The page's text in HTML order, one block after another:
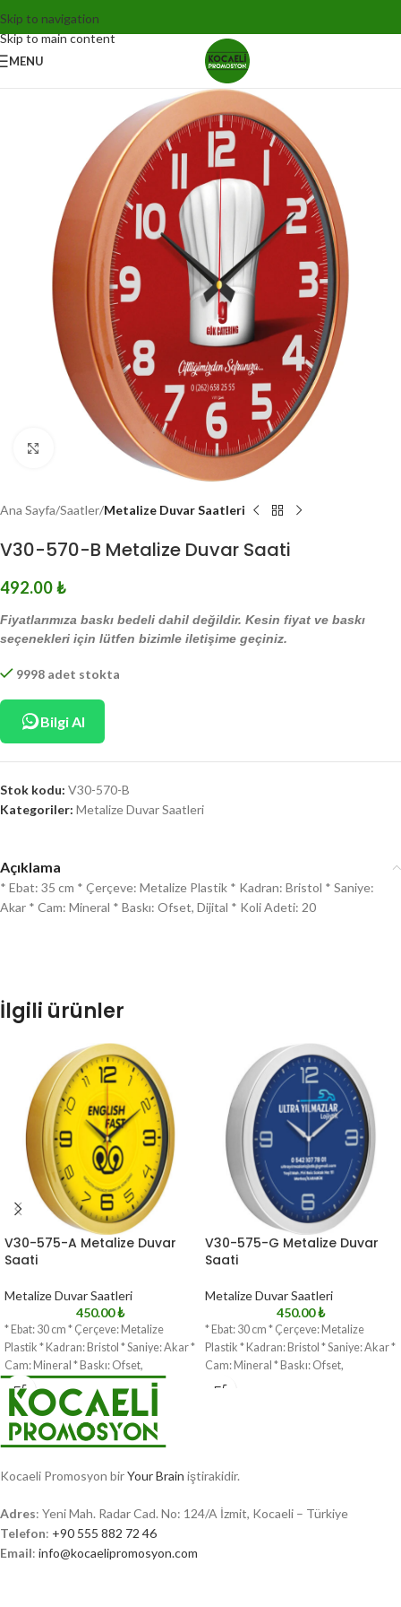
Skip to navigation
Skip to main content
MENU
Click to enlarge
Ana Sayfa Saatler Metalize Duvar Saatleri
V30-570-B Metalize Duvar Saati
492.00₺
Fiyatlarımıza baskı bedeli dahil değildir. Kesin fiyat ve baskı
seçenekleri için lütfen bizimle iletişime geçiniz.
9998 adet stokta
Bilgi Al
Stok kodu: V30-570-B
Kategoriler: Metalize Duvar Saatleri
Açıklama
* Ebat: 35 cm * Çerçeve: Metalize Plastik * Kadran: Bristol * Saniye:
Akar * Cam: Mineral * Baskı: Ofset, Dijital * Koli Adeti: 20
İlgili ürünler
V30-575-A Metalize Duvar
Saati
Metalize Duvar Saatleri
450.00₺
* Ebat: 30 cm * Çerçeve: Metalize
Plastik * Kadran: Bristol * Saniye: Akar *
Cam: Mineral * Baskı: Ofset,
V30-575-G Metalize Duvar
Saati
Metalize Duvar Saatleri
450.00₺
* Ebat: 30 cm * Çerçeve: Metalize
Plastik * Kadran: Bristol * Saniye: Akar *
Cam: Mineral * Baskı: Ofset,
Kocaeli Promosyon birYour Brain iştirakidir.
Adres: Yeni Mah. Radar Cad. No: 124/A İzmit, Kocaeli – Türkiye
Telefon: +90 555 882 72 46
Email: info@kocaelipromosyon.com